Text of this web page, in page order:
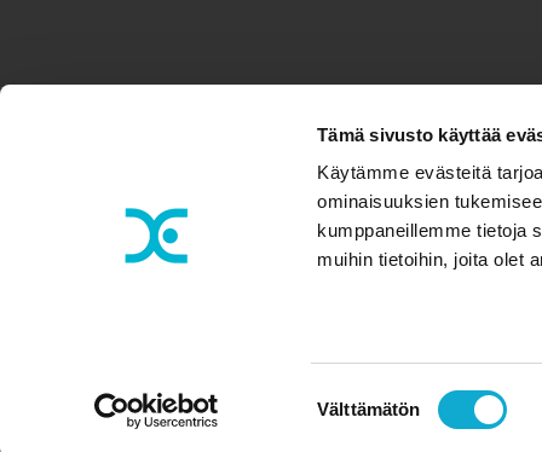
Tämä sivusto käyttää
Käytämme evästeitä
ominaisuuksien
kumppaneillemme tietoja
muihin tietoihin, joita olet
Välttämätön